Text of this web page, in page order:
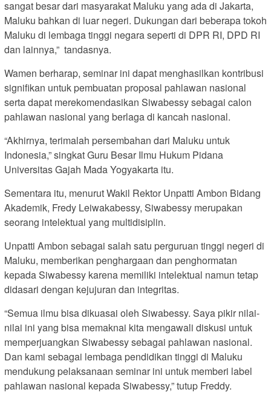
sangat besar dari masyarakat Maluku yang ada di Jakarta,
Maluku bahkan di luar negeri. Dukungan dari beberapa tokoh
Maluku di lembaga tinggi negara seperti di DPR RI, DPD RI
dan lainnya,” tandasnya.
Wamen berharap, seminar ini dapat menghasilkan kontribusi
signifikan untuk pembuatan proposal pahlawan nasional
serta dapat merekomendasikan Siwabessy sebagai calon
pahlawan nasional yang berlaga di kancah nasional.
“Akhirnya, terimalah persembahan dari Maluku untuk
Indonesia,” singkat Guru Besar Ilmu Hukum Pidana
Universitas Gajah Mada Yogyakarta itu.
Sementara itu, menurut Wakil Rektor Unpatti Ambon Bidang
Akademik, Fredy Leiwakabessy, Siwabessy merupakan
seorang intelektual yang multidisiplin.
Unpatti Ambon sebagai salah satu perguruan tinggi negeri di
Maluku, memberikan penghargaan dan penghormatan
kepada Siwabessy karena memiliki intelektual namun tetap
didasari dengan kejujuran dan integritas.
“Semua ilmu bisa dikuasai oleh Siwabessy. Saya pikir nilai-
nilai ini yang bisa memaknai kita mengawali diskusi untuk
memperjuangkan Siwabessy sebagai pahlawan nasional.
Dan kami sebagai lembaga pendidikan tinggi di Maluku
mendukung pelaksanaan seminar ini untuk memberi label
pahlawan nasional kepada Siwabessy,” tutup Freddy.